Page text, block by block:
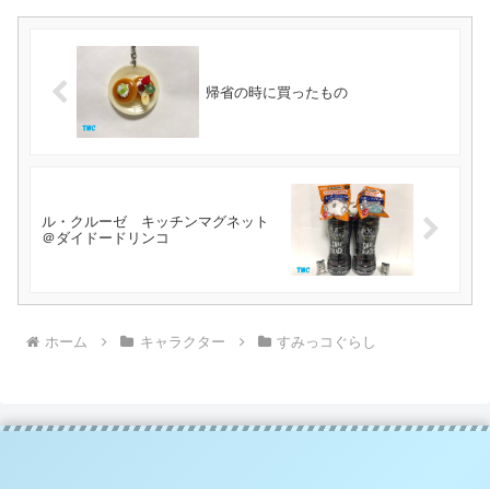
帰省の時に買ったもの
ル・クルーゼ キッチンマグネット
＠ダイドードリンコ
ホーム キャラクター すみっコぐらし